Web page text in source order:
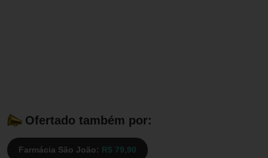
Ofertado também por:
Farmácia São João: R$ 79,90